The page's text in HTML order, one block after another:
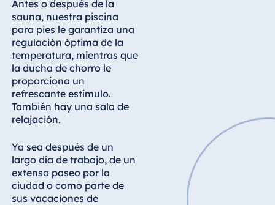
China
Hotel Taicang
Garden
Hotel &
Conference
Center Taicang
Resort Calabria
Antes o después de la
sauna, nuestra piscina
para pies le garantiza una
regulación óptima de la
temperatura, mientras que
la ducha de chorro le
proporciona un
refrescante estímulo.
También hay una sala de
relajación.
Ya sea después de un
largo día de trabajo, de un
extenso paseo por la
ciudad o como parte de
sus vacaciones de